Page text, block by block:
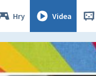
Hry Videa